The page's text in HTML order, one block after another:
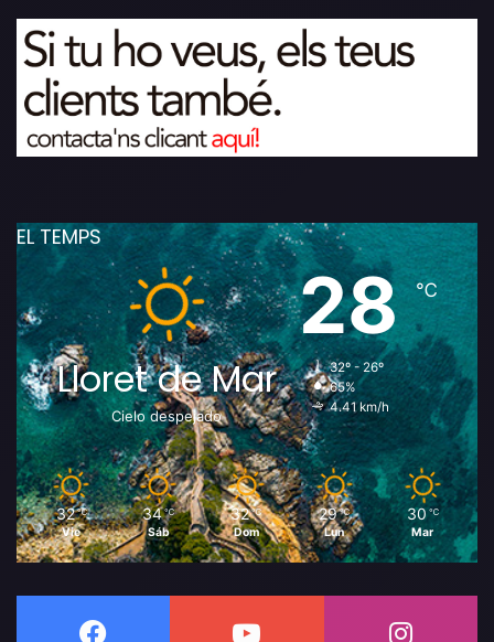
EL TEMPS
Lloret de Mar
Cielo despejado
28℃
32º - 26º
65%
4.41 km/h
32 ℃
Vie
34 ℃
Sáb
32 ℃
Dom
29 ℃
Lun
30 ℃
Mar